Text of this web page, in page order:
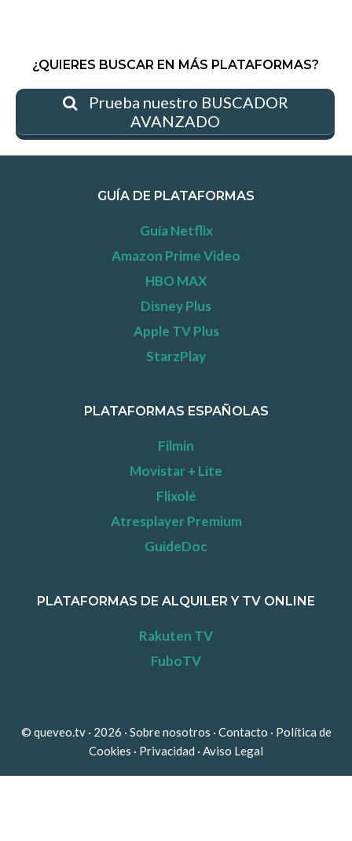
¿QUIERES BUSCAR EN MÁS PLATAFORMAS?
Prueba nuestro BUSCADOR
AVANZADO
GUÍA DE PLATAFORMAS
Guía Netflix
Amazon Prime Video
HBO MAX
Disney Plus
Apple TV Plus
StarzPlay
PLATAFORMAS ESPAÑOLAS
Filmin
Movistar + Lite
Flixolé
Atresplayer Premium
GuideDoc
PLATAFORMAS DE ALQUILER Y TV ONLINE
Rakuten TV
FuboTV
© queveo.tv · 2026 · Sobre nosotros · Contacto · Política de
Cookies · Privacidad · Aviso Legal